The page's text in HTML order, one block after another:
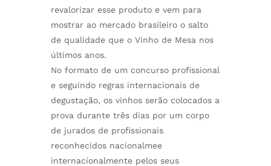
revalorizar esse produto e vem para
mostrar ao mercado brasileiro o salto
de qualidade que o Vinho de Mesa nos
últimos anos.
No formato de um concurso profissional
e seguindo regras internacionais de
degustação, os vinhos serão colocados a
prova durante três dias por um corpo
de jurados de profissionais
reconhecidos nacionalmee
internacionalmente pelos seus